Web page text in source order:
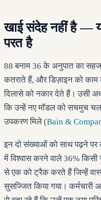
खाई संदेह नहीं है —
परत है
88 बनाम 36 के अनुपात का सहज
कतराते हैं, और डिज़ाइन को
दिलासे को नकार देते हैं। उसी
कि उन्हें नए मॉडल को सचमुच
उपकरण मिले (Bain &
इन दो संख्याओं को साथ पढ़ने पर
में विश्वास करने वाले 36%
से एक को ट्रैक करते हैं जिन्हें
सुसज्जित किया गया। कर्मचारी